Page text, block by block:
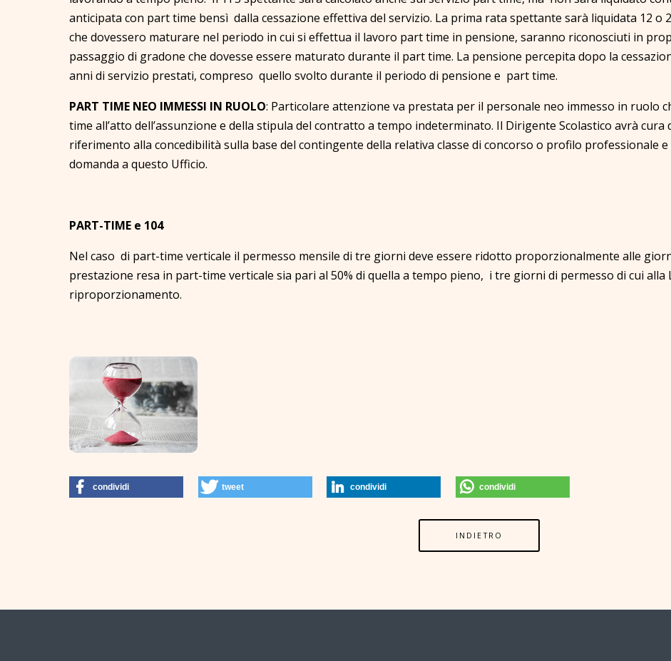
anticipata con part time bensì dalla cessazione effettiva del servizio. La prima rata spettante sarà liquidata 12 o
che dovessero maturare nel periodo in cui si effettua il lavoro part time in pensione, saranno riconosciuti in
passaggio di gradone che dovesse essere maturato durante il part time. La pensione percepita dopo la
anni di servizio prestati, compreso quello svolto durante il periodo di pensione e part time.
PART TIME NEO IMMESSI IN RUOLO: Particolare attenzione va prestata per il personale neo immesso in ruolo
time all’atto dell’assunzione e della stipula del contratto a tempo indeterminato. Il Dirigente Scolastico avrà
riferimento alla concedibilità sulla base del contingente della relativa classe di concorso o profilo professionale
domanda a questo Ufficio.
PART-TIME e 104
Nel caso di part-time verticale il permesso mensile di tre giorni deve essere ridotto proporzionalmente alle
prestazione resa in part-time verticale sia pari al 50% di quella a tempo pieno, i tre giorni di permesso di cui alla
riproporzionamento.
condividi tweet condividi condividi
INDIETRO